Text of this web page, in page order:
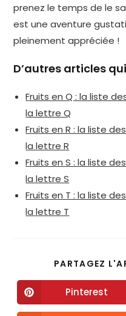
prenez le temps de le
est une aventure
pleinement appréciée !
D’autres articles
Fruits en Q : la liste
la lettre Q
Fruits en R : la liste
la lettre R
Fruits en S : la liste
la lettre S
Fruits en T : la liste
la lettre T
PARTAGEZ
Pinterest